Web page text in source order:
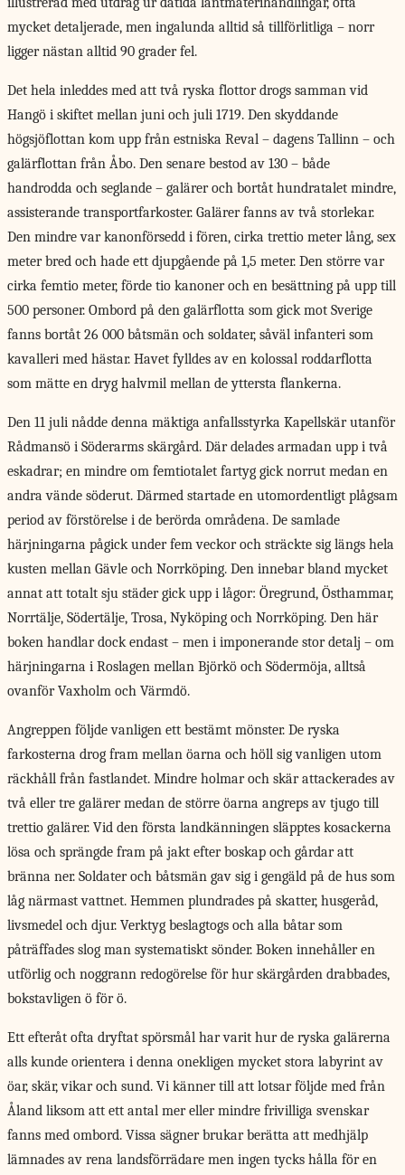
mycket detaljerade, men ingalunda alltid så tillförlitliga – norr
ligger nästan alltid 90 grader fel.
Det hela inleddes med att två ryska flottor drogs samman vid
Hangö i skiftet mellan juni och juli 1719. Den skyddande
högsjöflottan kom upp från estniska Reval – dagens Tallinn – och
galärflottan från Åbo. Den senare bestod av 130 – både
handrodda och seglande – galärer och bortåt hundratalet mindre,
assisterande transportfarkoster. Galärer fanns av två storlekar.
Den mindre var kanonförsedd i fören, cirka trettio meter lång, sex
meter bred och hade ett djupgående på 1,5 meter. Den större var
cirka femtio meter, förde tio kanoner och en besättning på upp till
500 personer. Ombord på den galärflotta som gick mot Sverige
fanns bortåt 26 000 båtsmän och soldater, såväl infanteri som
kavalleri med hästar. Havet fylldes av en kolossal roddarflotta
som mätte en dryg halvmil mellan de yttersta flankerna.
Den 11 juli nådde denna mäktiga anfallsstyrka Kapellskär utanför
Rådmansö i Söderarms skärgård. Där delades armadan upp i två
eskadrar; en mindre om femtiotalet fartyg gick norrut medan en
andra vände söderut. Därmed startade en utomordentligt plågsam
period av förstörelse i de berörda områdena. De samlade
härjningarna pågick under fem veckor och sträckte sig längs hela
kusten mellan Gävle och Norrköping. Den innebar bland mycket
annat att totalt sju städer gick upp i lågor: Öregrund, Östhammar,
Norrtälje, Södertälje, Trosa, Nyköping och Norrköping. Den här
boken handlar dock endast – men i imponerande stor detalj – om
härjningarna i Roslagen mellan Björkö och Södermöja, alltså
ovanför Vaxholm och Värmdö.
Angreppen följde vanligen ett bestämt mönster. De ryska
farkosterna drog fram mellan öarna och höll sig vanligen utom
räckhåll från fastlandet. Mindre holmar och skär attackerades av
två eller tre galärer medan de större öarna angreps av tjugo till
trettio galärer. Vid den första landkänningen släpptes kosackerna
lösa och sprängde fram på jakt efter boskap och gårdar att
bränna ner. Soldater och båtsmän gav sig i gengäld på de hus som
låg närmast vattnet. Hemmen plundrades på skatter, husgeråd,
livsmedel och djur. Verktyg beslagtogs och alla båtar som
påträffades slog man systematiskt sönder. Boken innehåller en
utförlig och noggrann redogörelse för hur skärgården drabbades,
bokstavligen ö för ö.
Ett efteråt ofta dryftat spörsmål har varit hur de ryska galärerna
alls kunde orientera i denna onekligen mycket stora labyrint av
öar, skär, vikar och sund. Vi känner till att lotsar följde med från
Åland liksom att ett antal mer eller mindre frivilliga svenskar
fanns med ombord. Vissa sägner brukar berätta att medhjälp
lämnades av rena landsförrädare men ingen tycks hålla för en